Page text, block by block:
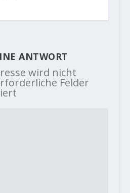
ANTWORT
wird nicht
Felder